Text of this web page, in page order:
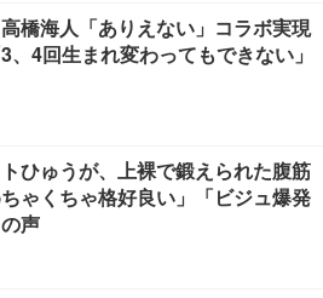
橋海人「ありえない」コラボ実現
、4回生まれ変わってもできない」
ひゅうが、上裸で鍛えられた腹筋
ゃくちゃ格好良い」「ビジュ爆発
声